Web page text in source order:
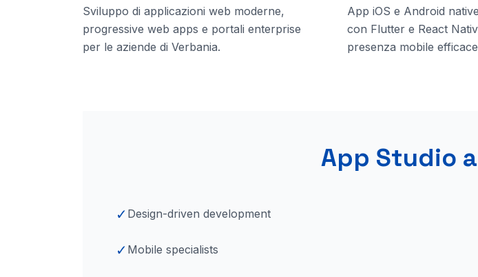
Sviluppo di applicazioni web moderne,
progressive web apps e portali enterprise
per le aziende di Verbania.
App iOS e Android
con Flutter e React
presenza mobile
App Studio a
✓ Design-driven development
✓ Mobile specialists